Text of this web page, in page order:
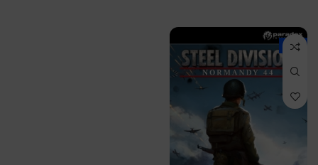
-25%